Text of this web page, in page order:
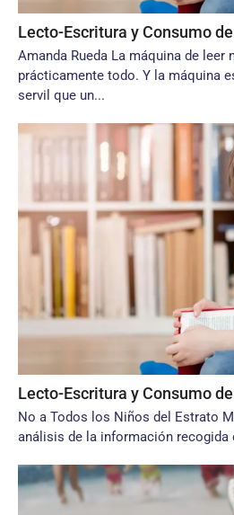
Lecto-Escritura y Consumo
Amanda Rueda La máquina de leer
prácticamente todo. Y la máquina
servil que un...
Lecto-Escritura y Consumo
No a Todos los Niños del Estrato
análisis de la información recogida